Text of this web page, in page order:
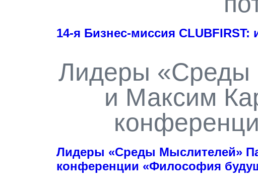
14-я Бизнес-миссия
Лидеры «Среды
и Максим
Лидеры «Среды Мыслителей»
конференции «Философия